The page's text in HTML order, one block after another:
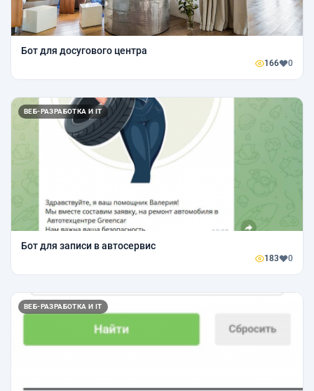
Бот для досугового центра
166 0
ВЕБ-РАЗРАБОТКА И IT
Бот для записи в автосервис
183 0
ВЕБ-РАЗРАБОТКА И IT